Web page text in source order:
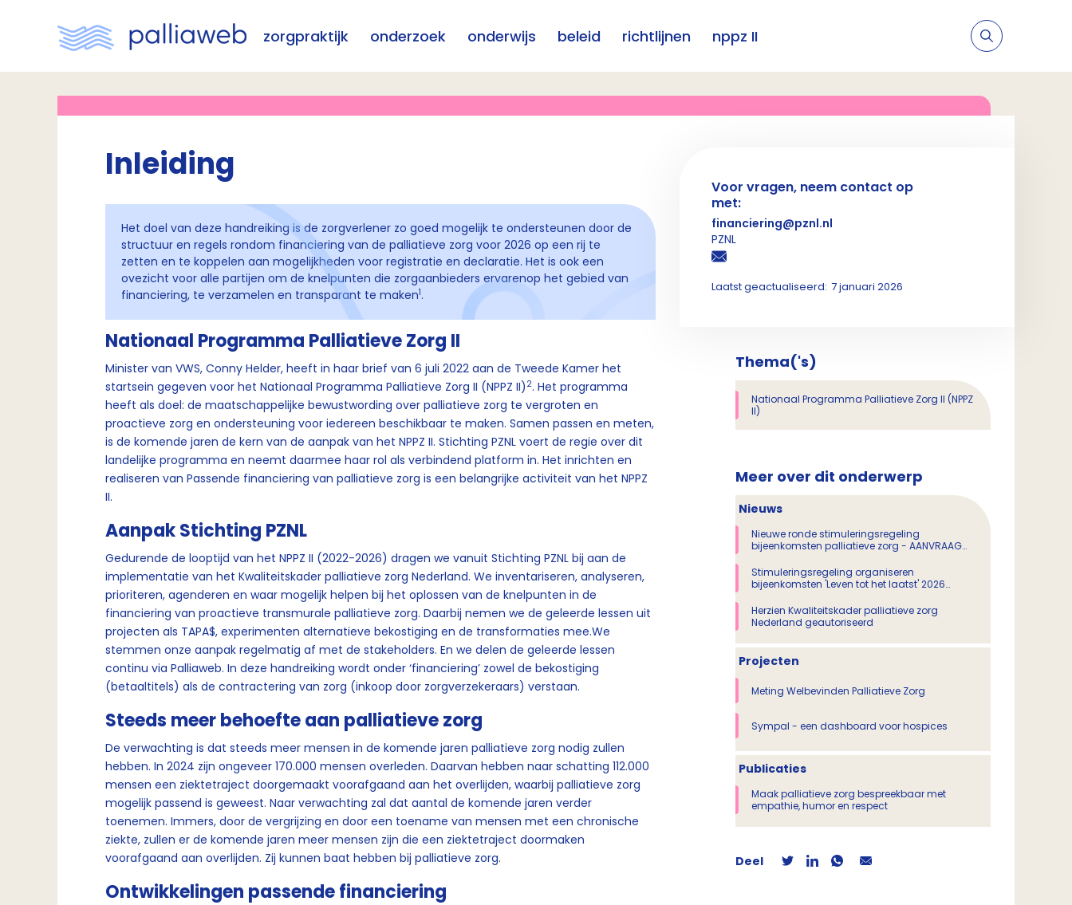
zorgpraktijk onderzoek onderwijs beleid richtlijnen nppz II
Inleiding
Het doel van deze handreiking is de zorgverlener zo goed mogelijk te ondersteunen door de
structuur en regels rondom financiering van de palliatieve zorg voor 2026 op een rij te
zetten en te koppelen aan mogelijkheden voor registratie en declaratie. Het is ook een
ovezicht voor alle partijen om de knelpunten die zorgaanbieders ervarenop het gebied van
financiering, te verzamelen en transparant te maken1.
Nationaal Programma Palliatieve Zorg II
Minister van VWS, Conny Helder, heeft in haar brief van 6 juli 2022 aan de Tweede Kamer het
startsein gegeven voor het Nationaal Programma Palliatieve Zorg II (NPPZ II) 2. Het programma
heeft als doel: de maatschappelijke bewustwording over palliatieve zorg te vergroten en
proactieve zorg en ondersteuning voor iedereen beschikbaar te maken. Samen passen en meten,
is de komende jaren de kern van de aanpak van het NPPZ II. Stichting PZNL voert de regie over dit
landelijke programma en neemt daarmee haar rol als verbindend platform in. Het inrichten en
realiseren van Passende financiering van palliatieve zorg is een belangrijke activiteit van het NPPZ
II.
Aanpak Stichting PZNL
Gedurende de looptijd van het NPPZ II (2022-2026) dragen we vanuit Stichting PZNL bij aan de
implementatie van het Kwaliteitskader palliatieve zorg Nederland. We inventariseren, analyseren,
prioriteren, agenderen en waar mogelijk helpen bij het oplossen van de knelpunten in de
financiering van proactieve transmurale palliatieve zorg. Daarbij nemen we de geleerde lessen uit
projecten als TAPA$, experimenten alternatieve bekostiging en de transformaties mee.We
stemmen onze aanpak regelmatig af met de stakeholders. En we delen de geleerde lessen
continu via Palliaweb. In deze handreiking wordt onder ‘financiering’ zowel de bekostiging
(betaaltitels) als de contractering van zorg (inkoop door zorgverzekeraars) verstaan.
Steeds meer behoefte aan palliatieve zorg
De verwachting is dat steeds meer mensen in de komende jaren palliatieve zorg nodig zullen
hebben. In 2024 zijn ongeveer 170.000 mensen overleden. Daarvan hebben naar schatting 112.000
mensen een ziektetraject doorgemaakt voorafgaand aan het overlijden, waarbij palliatieve zorg
mogelijk passend is geweest. Naar verwachting zal dat aantal de komende jaren verder
toenemen. Immers, door de vergrijzing en door een toename van mensen met een chronische
ziekte, zullen er de komende jaren meer mensen zijn die een ziektetraject doormaken
voorafgaand aan overlijden. Zij kunnen baat hebben bij palliatieve zorg.
Ontwikkelingen passende financiering
Voor vragen, neem contact op
met:
financiering@pznl.nl
PZNL
Laatst geactualiseerd: 7 januari 2026
Thema('s)
Nationaal Programma Palliatieve Zorg II (NPPZ
II)
Meer over dit onderwerp
Nieuws
Nieuwe ronde stimuleringsregeling
bijeenkomsten palliatieve zorg - AANVRAAG
Stimuleringsregeling organiseren
bijeenkomsten 'Leven tot het laatst' 2026
Herzien Kwaliteitskader palliatieve zorg
Nederland geautoriseerd
Projecten
Meting Welbevinden Palliatieve Zorg
Sympal - een dashboard voor hospices
Publicaties
Maak palliatieve zorg bespreekbaar met
empathie, humor en respect
Deel